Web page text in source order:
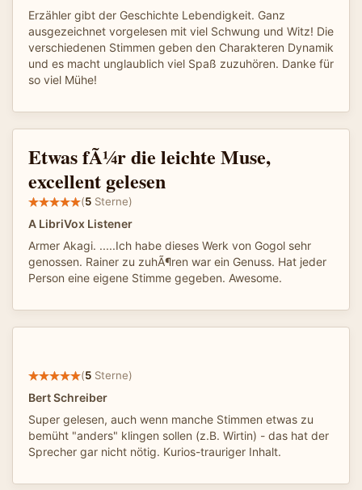
Erzähler gibt der Geschichte Lebendigkeit. Ganz
ausgezeichnet vorgelesen mit viel Schwung und Witz! Die
verschiedenen Stimmen geben den Charakteren Dynamik
und es macht unglaublich viel Spaß zuzuhören. Danke für
so viel Mühe!
Etwas fÃ¼r die leichte Muse,
excellent gelesen
(5 Sterne)
A LibriVox Listener
Armer Akagi. .....Ich habe dieses Werk von Gogol sehr
genossen. Rainer zu zuhÃ¶ren war ein Genuss. Hat jeder
Person eine eigene Stimme gegeben. Awesome.
(5 Sterne)
Bert Schreiber
Super gelesen, auch wenn manche Stimmen etwas zu
bemüht "anders" klingen sollen (z.B. Wirtin) - das hat der
Sprecher gar nicht nötig. Kurios-trauriger Inhalt.